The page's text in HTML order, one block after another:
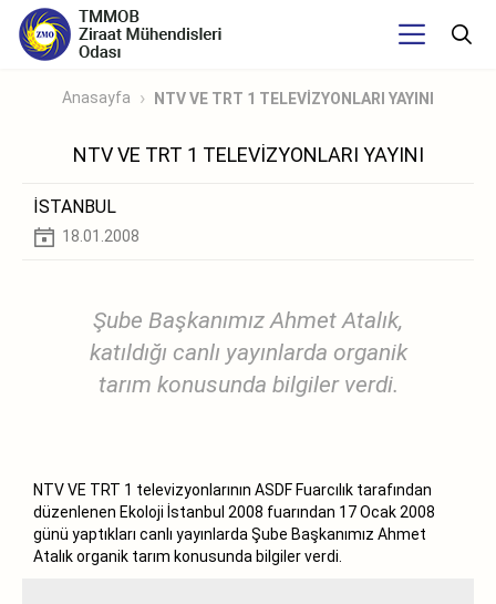
Anasayfa NTV VE TRT 1 TELEVİZYONLARI YAYINI
NTV VE TRT 1 TELEVİZYONLARI YAYINI
İSTANBUL
18.01.2008
Şube Başkanımız Ahmet Atalık,
katıldığı canlı yayınlarda organik
tarım konusunda bilgiler verdi.
NTV VE TRT 1 televizyonlarının ASDF Fuarcılık tarafından
düzenlenen Ekoloji İstanbul 2008 fuarından 17 Ocak 2008
günü yaptıkları canlı yayınlarda Şube Başkanımız Ahmet
Atalık organik tarım konusunda bilgiler verdi.